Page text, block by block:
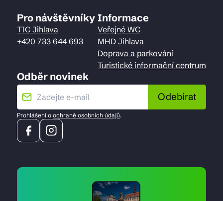
Pro návštěvníky
TIC Jihlava
+420 733 644 693
Informace
Veřejné WC
MHD Jihlava
Doprava a parkování
Turistické informační centrum
Odběr novinek
Odebírat
Prohlášení o ochraně osobních údajů.